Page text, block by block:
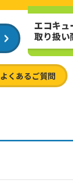
よくあるご質問